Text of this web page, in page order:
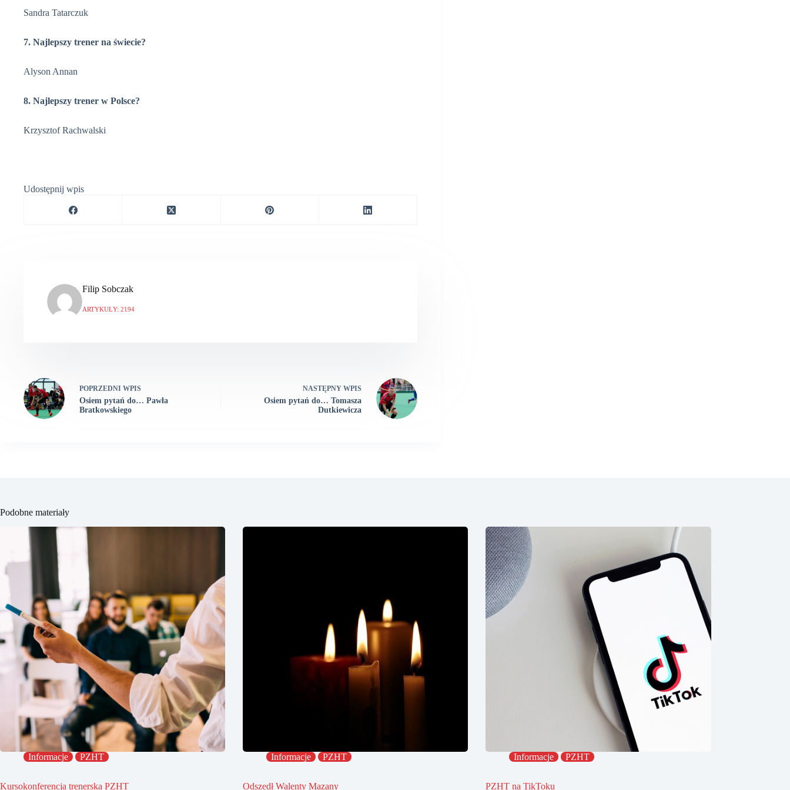
Sandra Tatarczuk
7. Najlepszy trener na świecie?
Alyson Annan
8. Najlepszy trener w Polsce?
Krzysztof Rachwalski
Udostępnij wpis
Filip Sobczak
ARTYKUŁY: 2194
POPRZEDNI WPIS
Osiem pytań do… Pawła
Bratkowskiego
NASTĘPNY WPIS
Osiem pytań do… Tomasza
Dutkiewicza
Podobne materiały
Informacje PZHT
Kursokonferencja trenerska PZHT
Informacje PZHT
Odszedł Walenty Mazany
Informacje PZHT
PZHT na TikToku